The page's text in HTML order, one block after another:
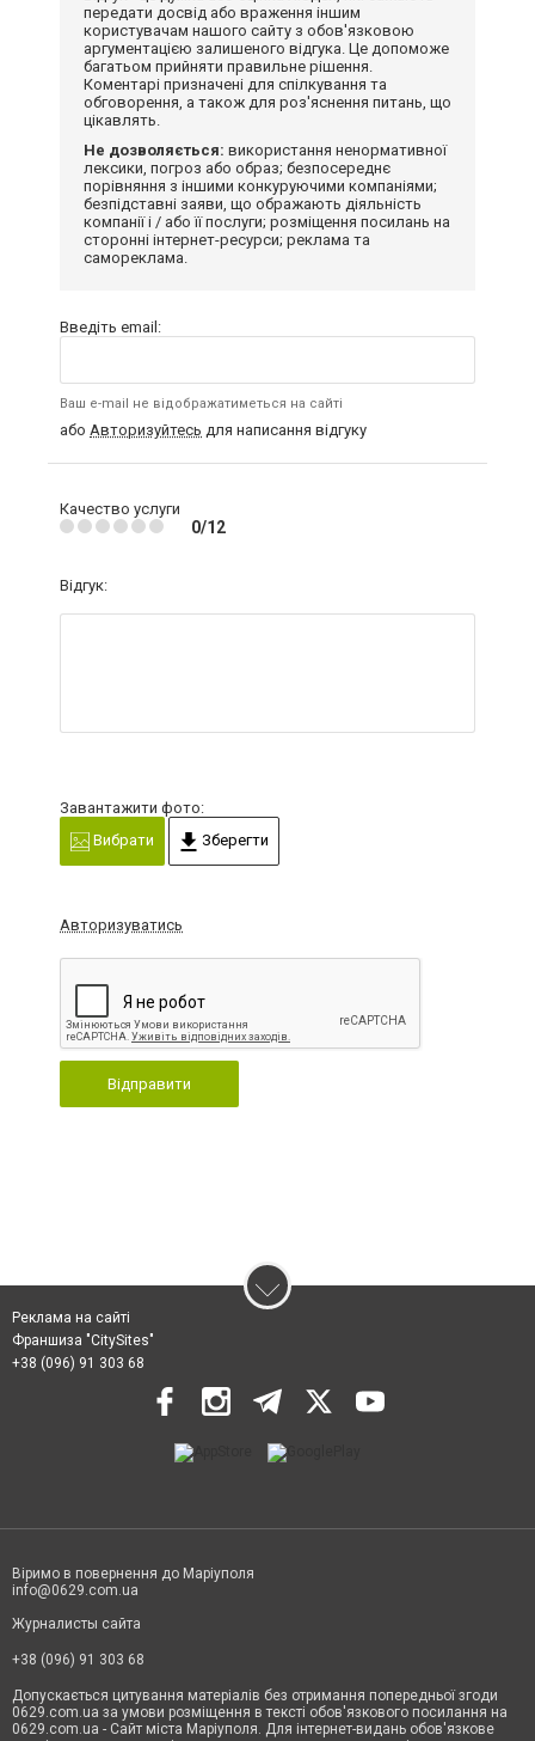
передати досвід або враження іншим
користувачам нашого сайту з обов'язковою
аргументацією залишеного відгука. Це допоможе
багатьом прийняти правильне рішення.
Коментарі призначені для спілкування та
обговорення, а також для роз'яснення питань, що
цікавлять.
Не дозволяється: використання ненормативної
лексики, погроз або образ; безпосереднє
порівняння з іншими конкуруючими компаніями;
безпідставні заяви, що ображають діяльність
компанії і / або її послуги; розміщення посилань на
сторонні інтернет-ресурси; реклама та
самореклама.
Введіть email:
Ваш e-mail не відображатиметься на сайті
або Авторизуйтесь для написання відгуку
Качество услуги
0/12
Відгук:
Завантажити фото:
Вибрати
Зберегти
Авторизуватись
Відправити
Реклама на сайті
Франшиза "CitySites"
+38 (096) 91 303 68
Віримо в повернення до Маріуполя
info@0629.com.ua
Журналисты сайта
+38 (096) 91 303 68
Допускається цитування матеріалів без отримання попередньої згоди
0629.com.ua за умови розміщення в тексті обов'язкового посилання на
0629.com.ua - Сайт міста Маріуполя. Для інтернет-видань обов'язкове